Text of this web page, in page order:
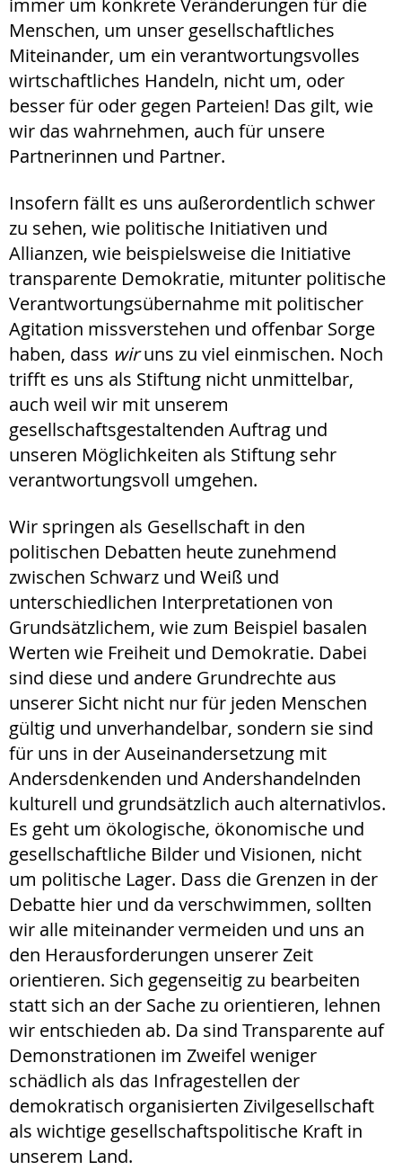
immer um konkrete Veränderungen für die
Menschen, um unser gesellschaftliches
Miteinander, um ein verantwortungsvolles
wirtschaftliches Handeln, nicht um, oder
besser für oder gegen Parteien! Das gilt, wie
wir das wahrnehmen, auch für unsere
Partnerinnen und Partner.
Insofern fällt es uns außerordentlich schwer
zu sehen, wie politische Initiativen und
Allianzen, wie beispielsweise die Initiative
transparente Demokratie, mitunter politische
Verantwortungsübernahme mit politischer
Agitation missverstehen und offenbar Sorge
haben, dass wiruns zu viel einmischen. Noch
trifft es uns als Stiftung nicht unmittelbar,
auch weil wir mit unserem
gesellschaftsgestaltenden Auftrag und
unseren Möglichkeiten als Stiftung sehr
verantwortungsvoll umgehen.
Wir springen als Gesellschaft in den
politischen Debatten heute zunehmend
zwischen Schwarz und Weiß und
unterschiedlichen Interpretationen von
Grundsätzlichem, wie zum Beispiel basalen
Werten wie Freiheit und Demokratie. Dabei
sind diese und andere Grundrechte aus
unserer Sicht nicht nur für jeden Menschen
gültig und unverhandelbar, sondern sie sind
für uns in der Auseinandersetzung mit
Andersdenkenden und Andershandelnden
kulturell und grundsätzlich auch alternativlos.
Es geht um ökologische, ökonomische und
gesellschaftliche Bilder und Visionen, nicht
um politische Lager. Dass die Grenzen in der
Debatte hier und da verschwimmen, sollten
wir alle miteinander vermeiden und uns an
den Herausforderungen unserer Zeit
orientieren. Sich gegenseitig zu bearbeiten
statt sich an der Sache zu orientieren, lehnen
wir entschieden ab. Da sind Transparente auf
Demonstrationen im Zweifel weniger
schädlich als das Infragestellen der
demokratisch organisierten Zivilgesellschaft
als wichtige gesellschaftspolitische Kraft in
unserem Land.